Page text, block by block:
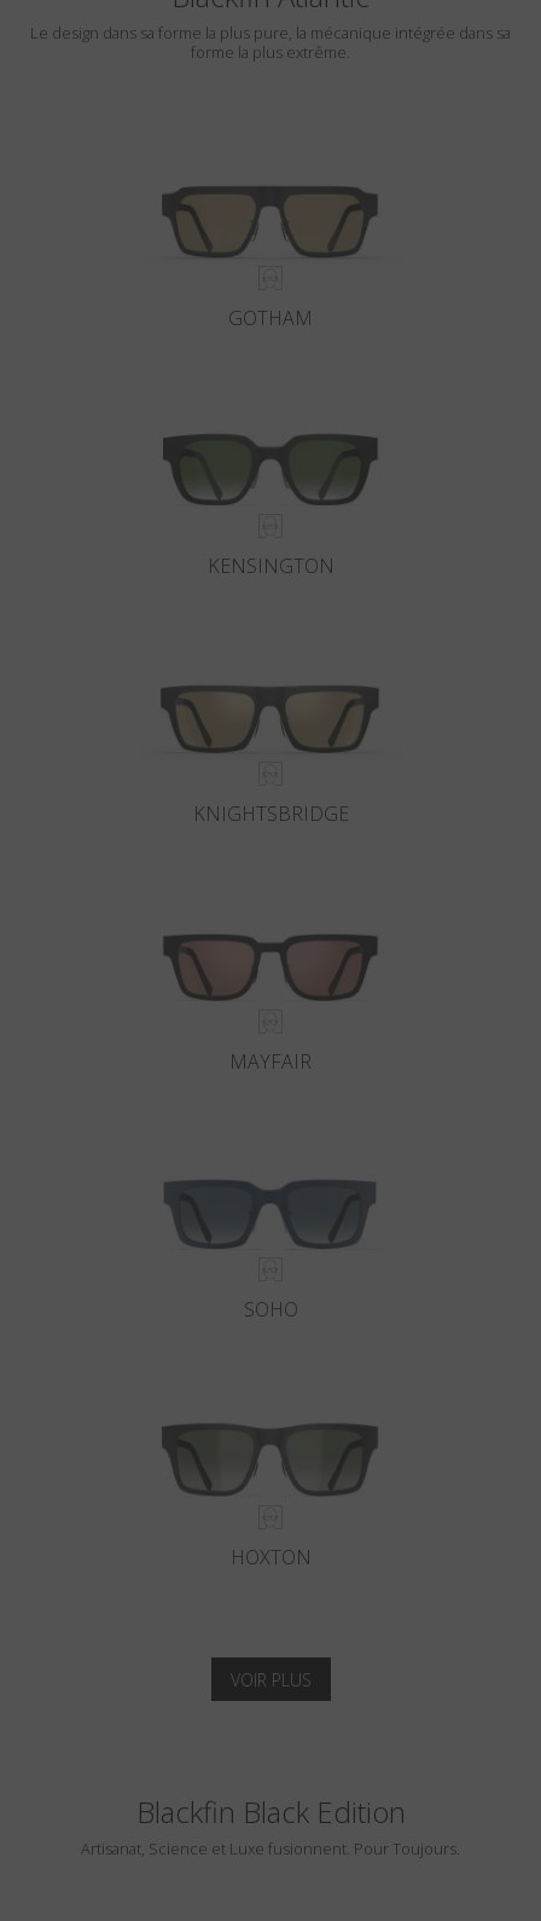
Le design dans sa forme la plus pure, la mécanique intégrée dans sa
forme la plus extrême.
GOTHAM
KENSINGTON
KNIGHTSBRIDGE
MAYFAIR
SOHO
HOXTON
VOIR PLUS
Blackfin Black Edition
Artisanat, Science et Luxe fusionnent. Pour Toujours.